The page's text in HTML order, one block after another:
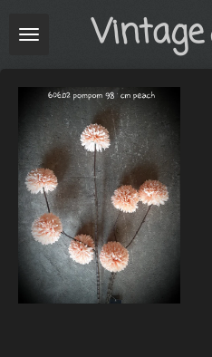
direct
hoofdinhoud
Vintage